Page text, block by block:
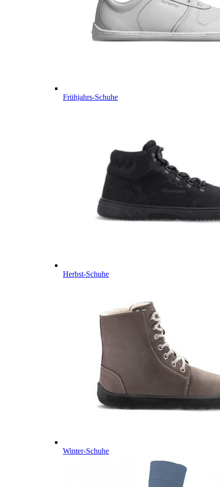
Frühjahrs-Schuhe
Herbst-Schuhe
Winter-Schuhe